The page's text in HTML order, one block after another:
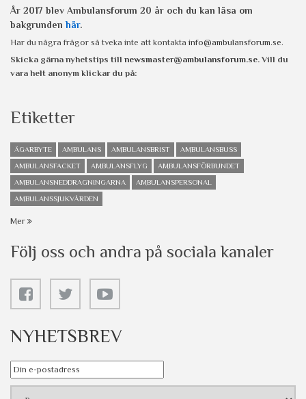
År 2017 blev Ambulansforum 20 år och du kan läsa om
bakgrunden här.
Har du några frågor så tveka inte att kontakta info@ambulansforum.se.
Skicka gärna nyhetstips till newsmaster@ambulansforum.se. Vill du
vara helt anonym klickar du på:
Etiketter
ÄGARBYTE AMBULANS AMBULANSBRIST
AMBULANSBUSS
AMBULANSFACKET
AMBULANSFLYG
AMBULANSFÖRBUNDET
AMBULANSNEDDRAGNINGARNA
AMBULANSPERSONAL
AMBULANSSJUKVÅRDEN
Mer
Följ oss och andra på sociala kanaler
NYHETSBREV